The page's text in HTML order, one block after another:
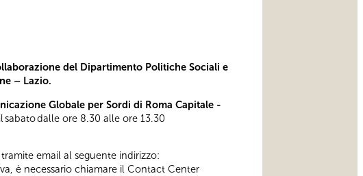
del Dipartimento Politiche Sociali e
– Lazio.
Globale per Sordi di Roma Capitale -
sabato dalle ore 8.30 alle ore 13.30
email al seguente indirizzo:
è necessario chiamare il Contact Center